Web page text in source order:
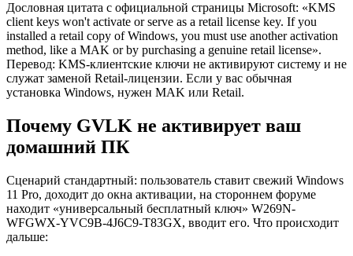
Дословная цитата с официальной страницы Microsoft: «KMS
client keys won't activate or serve as a retail license key. If you
installed a retail copy of Windows, you must use another activation
method, like a MAK or by purchasing a genuine retail license».
Перевод: KMS-клиентские ключи не активируют систему и не
служат заменой Retail-лицензии. Если у вас обычная
установка Windows, нужен MAK или Retail.
Почему GVLK не активирует ваш
домашний ПК
Сценарий стандартный: пользователь ставит свежий Windows
11 Pro, доходит до окна активации, на стороннем форуме
находит «универсальный бесплатный ключ» W269N-
WFGWX-YVC9B-4J6C9-T83GX, вводит его. Что происходит
дальше: